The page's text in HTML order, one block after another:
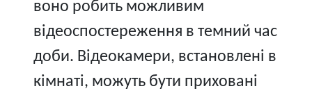
воно робить можливим
відеоспостереження в темний час
доби. Відеокамери, встановлені в
кімнаті, можуть бути приховані